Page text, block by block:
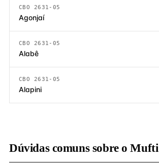
CBO 2631-05
Agonjaí
CBO 2631-05
Alabê
CBO 2631-05
Alapini
Dúvidas comuns sobre o Mufti